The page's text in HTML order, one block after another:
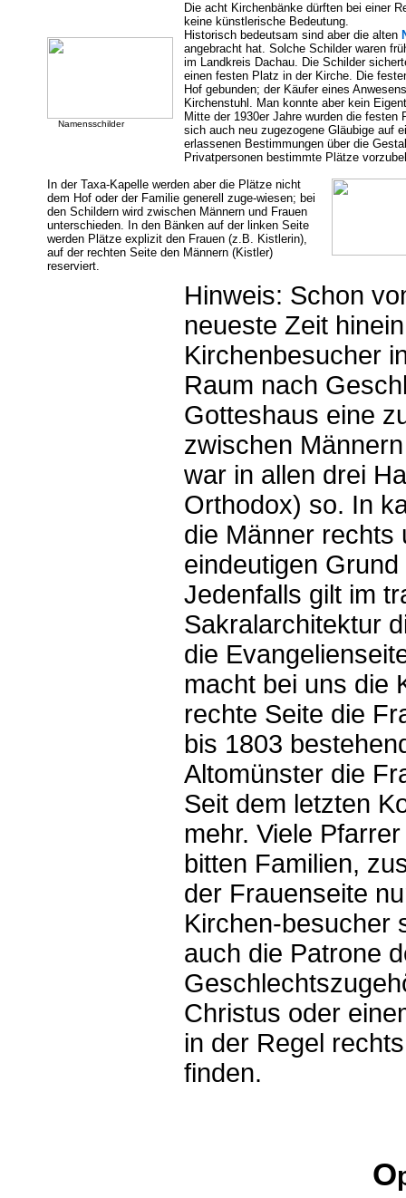
Namensschilder
Die acht Kirchenbänke dürften bei einer
keine künstlerische Bedeutung.
Historisch bedeutsam sind aber die alten
angebracht hat. Solche Schilder waren
im Landkreis Dachau. Die Schilder
einen festen Platz in der Kirche. Die
Hof gebunden; der Käufer eines
Kirchenstuhl. Man konnte aber kein
Mitte der 1930er Jahre wurden die
sich auch neu zugezogene Gläubige auf
erlassenen Bestimmungen über die
Privatpersonen bestimmte Plätze
In der Taxa-Kapelle werden aber die Plätze nicht
dem Hof oder der Familie generell zuge-wiesen; bei
den Schildern wird zwischen Männern und Frauen
unterschieden. In den Bänken auf der linken Seite
werden Plätze explizit den Frauen (z.B. Kistlerin),
auf der rechten Seite den Männern (Kistler)
reserviert.
Hinweis: Schon
neueste Zeit
Kirchenbesucher
Raum nach
Gotteshaus eine
zwischen
war in allen drei
Orthodox) so. In
die Männer rechts
eindeutigen
Jedenfalls gilt im
Sakralarchitektur
die
macht bei uns die
rechte Seite die
bis 1803
Altomünster die
Seit dem letzten
mehr. Viele
bitten Familien,
der Frauenseite
Kirchen-besucher
auch die Patrone
Christus oder
in der Regel
finden.
O